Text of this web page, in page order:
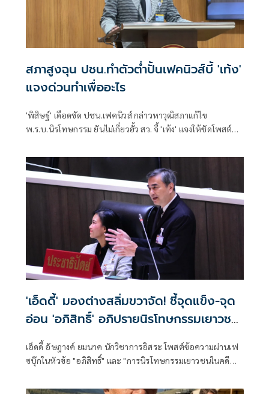
สภาสูงฉุน ปชน.ทำตัวต่ำปั้นเฟคนิวส์บี้ 'เท้ง'
แจงด่วนทำเพื่ออะไร
'พิสิษฐ์' เดือดซัด ปชน.เฟคนิวส์ กล่าวหาวุฒิสภาแก้ไข
พ.ร.บ.นิรโทษกรรม ยันไม่เกี่ยวฮั้ว สว. จี้ 'เท้ง' แจงให้ชัดโพสต์
'เอ็ดดี้' มองต่างสลิ่มขวาจัด! ชี้จุดแข็ง-จุด
อ่อน 'อภิสิทธิ์' อภิปรายนิรโทษกรรมเยาวชน
ในคดี 112
เอ็ดดี้ อัษฎางค์ ยมนาค นักวิชาการอิสระ โพสต์ข้อความผ่านเฟ
ซบุ๊กในหัวข้อ "อภิสิทธิ์" และ "การนิรโทษกรรมเยาวชนในคดี
อ่านแล้วก็ปล่อยผ่านไป เพราะมีเพื่อนๆ พี่ๆ น้องๆ แสดงความ